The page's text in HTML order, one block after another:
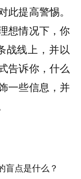
提高警惕。
想情况下，你
战线上，并以
告诉你，什么
一些信息，并
盲点是什么？